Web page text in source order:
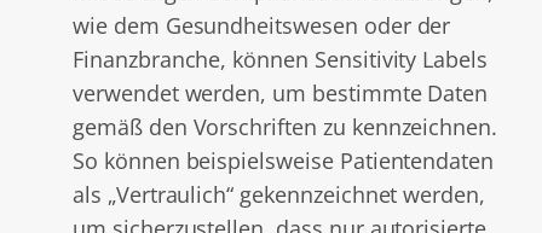
wie dem Gesundheitswesen oder der
Finanzbranche, können Sensitivity Labels
verwendet werden, um bestimmte Daten
gemäß den Vorschriften zu kennzeichnen.
So können beispielsweise Patientendaten
als „Vertraulich“ gekennzeichnet werden,